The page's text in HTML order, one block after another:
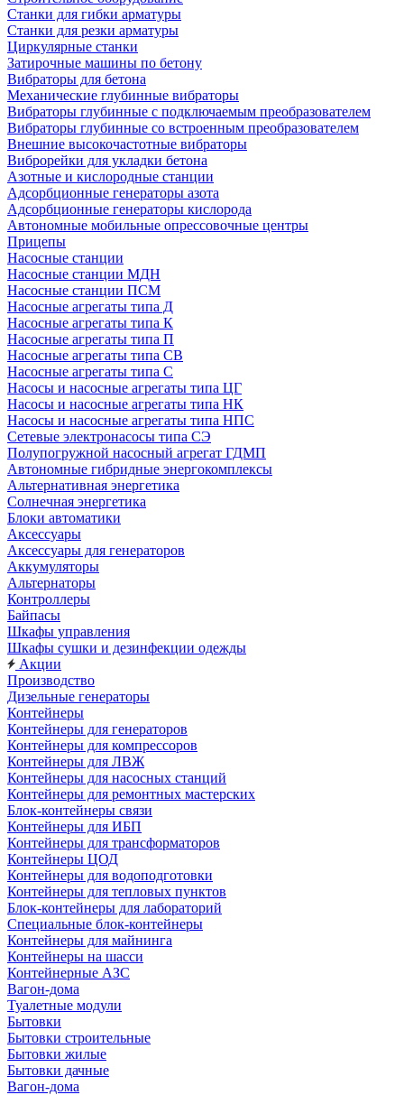
Станки для гибки арматуры
Станки для резки арматуры
Циркулярные станки
Затирочные машины по бетону
Вибраторы для бетона
Механические глубинные вибраторы
Вибраторы глубинные с подключаемым преобразователем
Вибраторы глубинные со встроенным преобразователем
Внешние высокочастотные вибраторы
Виброрейки для укладки бетона
Азотные и кислородные станции
Адсорбционные генераторы азота
Адсорбционные генераторы кислорода
Автономные мобильные опрессовочные центры
Прицепы
Насосные станции
Насосные станции МДН
Насосные станции ПСМ
Насосные агрегаты типа Д
Насосные агрегаты типа К
Насосные агрегаты типа П
Насосные агрегаты типа СВ
Насосные агрегаты типа С
Насосы и насосные агрегаты типа ЦГ
Насосы и насосные агрегаты типа НК
Насосы и насосные агрегаты типа НПС
Сетевые электронасосы типа СЭ
Полупогружной насосный агрегат ГДМП
Автономные гибридные энергокомплексы
Альтернативная энергетика
Солнечная энергетика
Блоки автоматики
Аксессуары
Аксессуары для генераторов
Аккумуляторы
Альтернаторы
Контроллеры
Байпасы
Шкафы управления
Шкафы сушки и дезинфекции одежды
Акции
Производство
Дизельные генераторы
Контейнеры
Контейнеры для генераторов
Контейнеры для компрессоров
Контейнеры для ЛВЖ
Контейнеры для насосных станций
Контейнеры для ремонтных мастерских
Блок-контейнеры связи
Контейнеры для ИБП
Контейнеры для трансформаторов
Контейнеры ЦОД
Контейнеры для водоподготовки
Контейнеры для тепловых пунктов
Блок-контейнеры для лабораторий
Специальные блок-контейнеры
Контейнеры для майнинга
Контейнеры на шасси
Контейнерные АЗС
Вагон-дома
Туалетные модули
Бытовки
Бытовки строительные
Бытовки жилые
Бытовки дачные
Вагон-дома